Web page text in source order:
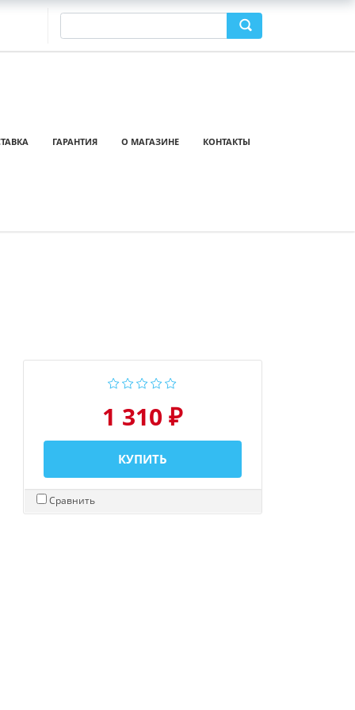
ГАРАНТИЯ О МАГАЗИНЕ КОНТАКТЫ
1 310 ₽
КУПИТЬ
Сравнить